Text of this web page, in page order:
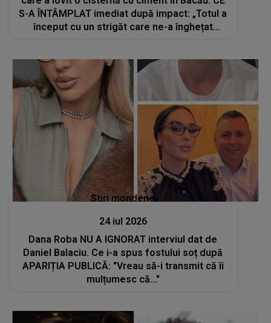
S-A ÎNTÂMPLAT imediat după impact: „Totul a
început cu un strigăt care ne-a înghețat
Stiri mondene
24 iul 2026
Dana Roba NU A IGNORAT interviul dat de
Daniel Balaciu. Ce i-a spus fostului soț după
APARIȚIA PUBLICĂ: "Vreau să-i transmit că îi
mulțumesc că..."